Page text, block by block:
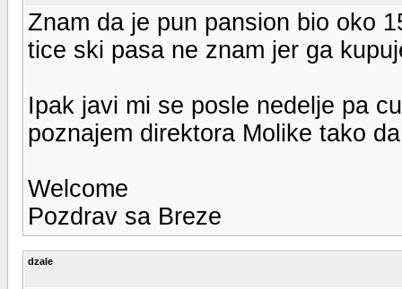
Znam da je pun pansion bio oko
tice ski pasa ne znam jer ga
Ipak javi mi se posle nedelje pa
poznajem direktora Molike tako
Welcome
Pozdrav sa Breze
dzale